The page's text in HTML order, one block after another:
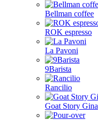
Bellman coffee
ROK espresso
La Pavoni
9Barista
Rancilio
Goat Story Gina